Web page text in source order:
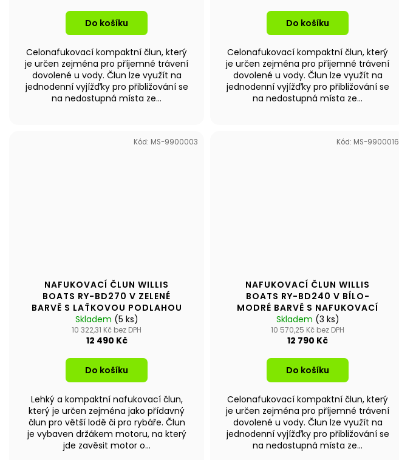
Do košíku
Celonafukovací kompaktní člun, který
je určen zejména pro příjemné trávení
dovolené u vody. Člun lze využít na
jednodenní vyjížďky pro přibližování se
na nedostupná místa ze...
Do košíku
Celonafukovací kompaktní člun, který
je určen zejména pro příjemné trávení
dovolené u vody. Člun lze využít na
jednodenní vyjížďky pro přibližování se
na nedostupná místa ze...
NAFUKOVACÍ ČLUN WILLIS
BOATS RY-BD270 V ZELENÉ
BARVĚ S LAŤKOVOU PODLAHOU
Skladem (5 ks)
10 322,31 Kč bez DPH
12 490 Kč
Do košíku
Lehký a kompaktní nafukovací člun,
který je určen zejména jako přídavný
člun pro větší lodě či pro rybáře. Člun
je vybaven držákem motoru, na který
jde zavěsit motor o...
Kód: MS-9900003
NAFUKOVACÍ ČLUN WILLIS
BOATS RY-BD240 V BÍLO-
MODRÉ BARVĚ S NAFUKOVACÍ
PODLAHOU
Skladem (3 ks)
10 570,25 Kč bez DPH
12 790 Kč
Do košíku
Celonafukovací kompaktní člun, který
je určen zejména pro příjemné trávení
dovolené u vody. Člun lze využít na
jednodenní vyjížďky pro přibližování se
na nedostupná místa ze...
Kód: MS-9900016